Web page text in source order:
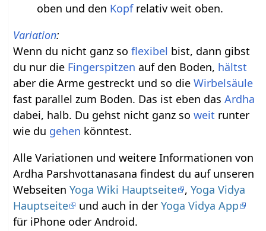
oben und den Kopfrelativ weit oben.
Variation:
Wenn du nicht ganz soflexibel bist, dann gibst
du nur die Fingerspitzen auf den Boden, hältst
aber die Arme gestreckt und so dieWirbelsäule
fast parallel zum Boden. Das ist eben dasArdha
dabei, halb. Du gehst nicht ganz soweit runter
wie du gehen könntest.
Alle Variationen und weitere Informationen von
Ardha Parshvottanasana findest du auf unseren
WebseitenYoga Wiki Hauptseite ,Yoga Vidya
Hauptseite
und auch in derYoga Vidya App
für iPhone oder Android.